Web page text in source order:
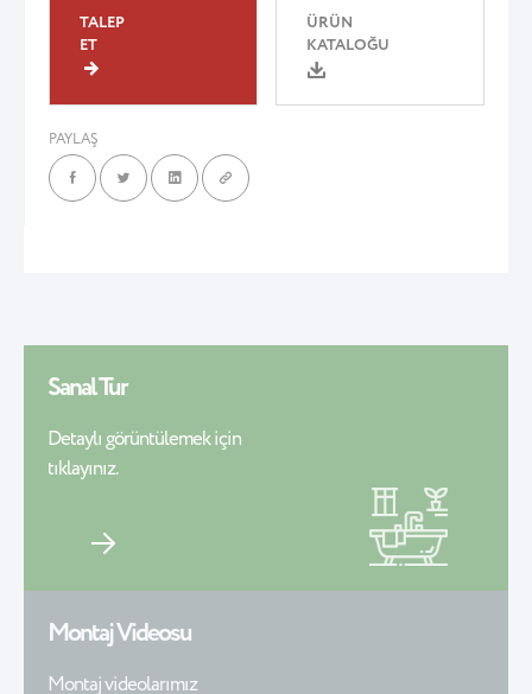
TALEP
ET
ÜRÜN
KATALOĞU
PAYLAŞ
Sanal Tur
Detaylı görüntülemek için
tıklayınız.
Montaj Videosu
Montaj videolarımız